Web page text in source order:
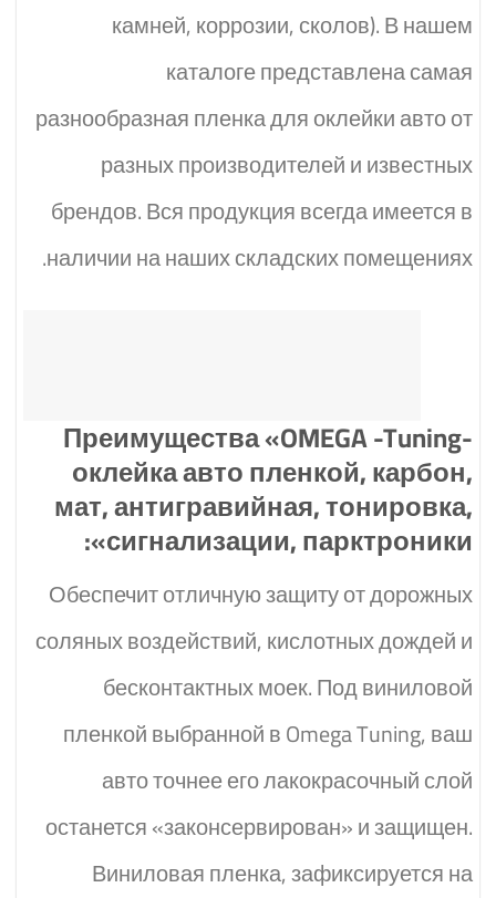
камней, коррозии, сколов). В нашем
каталоге представлена самая
разнообразная пленка для оклейки авто от
разных производителей и известных
брендов. Вся продукция всегда имеется в
наличии на наших складских помещениях.
Преимущества «OMEGA -Tuning-
оклейка авто пленкой, карбон,
мат, антигравийная, тонировка,
сигнализации, парктроники»:
Обеспечит отличную защиту от дорожных
соляных воздействий, кислотных дождей и
бесконтактных моек. Под виниловой
пленкой выбранной в Omega Tuning, ваш
авто точнее его лакокрасочный слой
останется «законсервирован» и защищен.
Виниловая пленка, зафиксируется на